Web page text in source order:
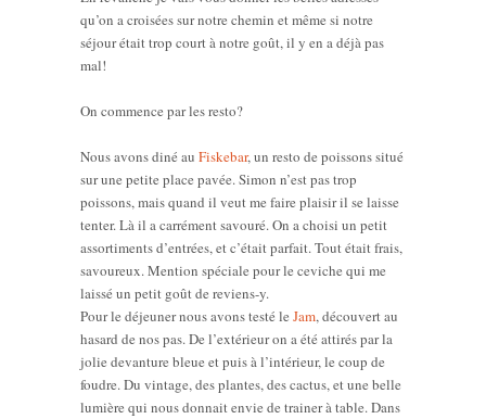
qu’on a croisées sur notre chemin et même si notre
séjour était trop court à notre goût, il y en a déjà pas
mal!
On commence par les resto?
Nous avons diné au Fiskebar, un resto de poissons situé
sur une petite place pavée. Simon n’est pas trop
poissons, mais quand il veut me faire plaisir il se laisse
tenter. Là il a carrément savouré. On a choisi un petit
assortiments d’entrées, et c’était parfait. Tout était frais,
savoureux. Mention spéciale pour le ceviche qui me
laissé un petit goût de reviens-y.
Pour le déjeuner nous avons testé le Jam, découvert au
hasard de nos pas. De l’extérieur on a été attirés par la
jolie devanture bleue et puis à l’intérieur, le coup de
foudre. Du vintage, des plantes, des cactus, et une belle
lumière qui nous donnait envie de trainer à table. Dans